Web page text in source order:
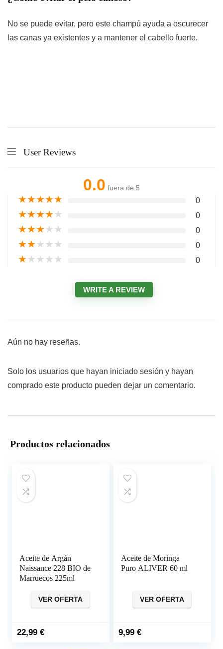
No se puede evitar, pero este champú ayuda a oscurecer
las canas ya existentes y a mantener el cabello fuerte.
User Reviews
0.0 fuera de 5
★★★★★ 0
★★★★★ 0
★★★★★ 0
★★★★★ 0
★★★★★ 0
WRITE A REVIEW
Aún no hay reseñas.
Solo los usuarios que hayan iniciado sesión y hayan
comprado este producto pueden dejar un comentario.
Productos relacionados
Aceite de Argán
Naissance 228 BIO de
Marruecos 225ml
VER OFERTA
22,99€
Aceite de Moringa
Puro ALIVER 60 ml
VER OFERTA
9,99€